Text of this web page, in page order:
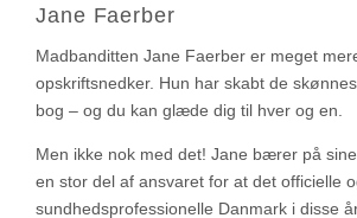
Jane Faerber
Madbanditten Jane Faerber er meget
opskriftsnedker. Hun har skabt de
bog – og du kan glæde dig til hver og en.
Men ikke nok med det! Jane bærer på
en stor del af ansvaret for at det officielle
sundhedsprofessionelle Danmark i disse